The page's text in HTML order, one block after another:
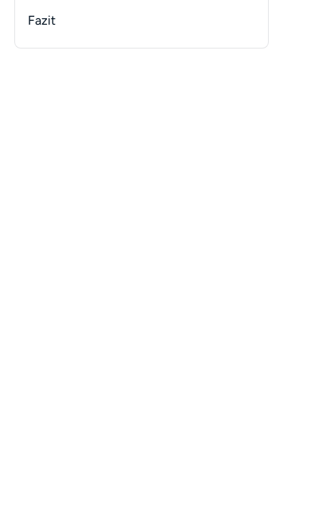
auf meinen Computer
herunterladen?
Fazit